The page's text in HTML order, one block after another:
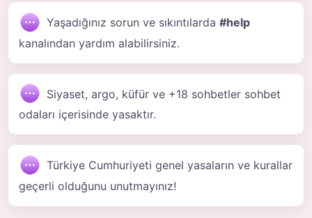
Yaşadığınız sorun ve sıkıntılarda #help
kanalından yardım alabilirsiniz.
Siyaset, argo, küfür ve +18 sohbetler sohbet
odaları içerisinde yasaktır.
Türkiye Cumhuriyeti genel yasaların ve kurallar
geçerli olduğunu unutmayınız!